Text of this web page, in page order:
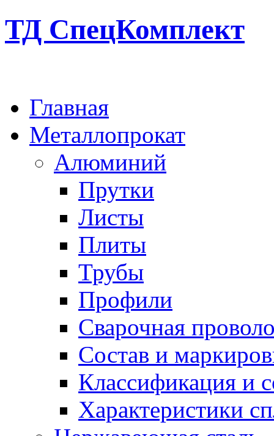
ТД СпецКомплект
Главная
Металлопрокат
Алюминий
Прутки
Листы
Плиты
Трубы
Профили
Сварочная
Состав и
Классификация и
Характеристики